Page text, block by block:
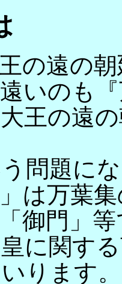
の遠の朝
いのも
王の遠
問題に
は万葉
御門」
に関す
ります